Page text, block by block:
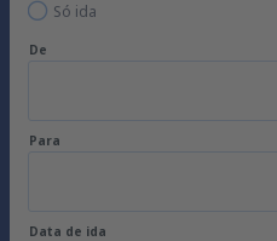
Só ida
De
Para
Data de ida